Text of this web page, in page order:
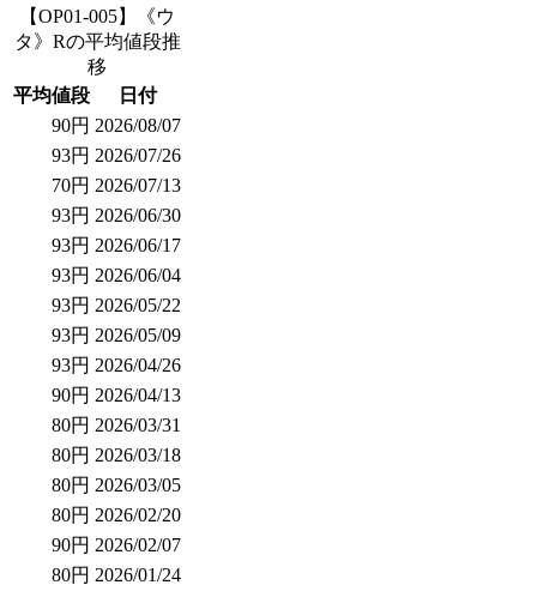
【OP01-005】《ウ
タ》Rの平均値段推
移
平均値段
日付
90円 2026/08/07
93円 2026/07/26
70円 2026/07/13
93円 2026/06/30
93円 2026/06/17
93円 2026/06/04
93円 2026/05/22
93円 2026/05/09
93円 2026/04/26
90円 2026/04/13
80円 2026/03/31
80円 2026/03/18
80円 2026/03/05
80円 2026/02/20
90円 2026/02/07
80円 2026/01/24